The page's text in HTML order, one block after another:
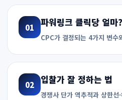
01 파워링크 클릭당 얼마?
CPC가 결정되는 4가지 변수
02 입찰가 잘 정하는 법
경쟁사 단가 역추적과 상한선